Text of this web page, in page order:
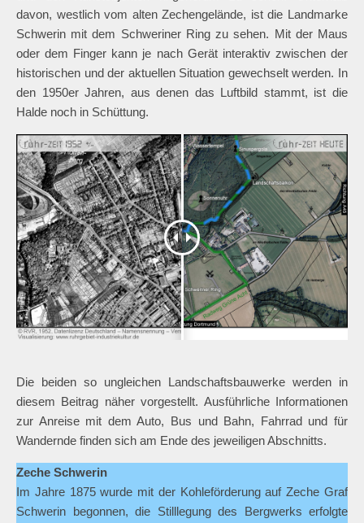
davon, westlich vom alten Zechengelände, ist die Landmarke
Schwerin mit dem Schweriner Ring zu sehen. Mit der Maus
oder dem Finger kann je nach Gerät interaktiv zwischen der
historischen und der aktuellen Situation gewechselt werden. In
den 1950er Jahren, aus denen das Luftbild stammt, ist die
Halde noch in Schüttung.
Die beiden so ungleichen Landschaftsbauwerke werden in
diesem Beitrag näher vorgestellt. Ausführliche Informationen
zur Anreise mit dem Auto, Bus und Bahn, Fahrrad und für
Wandernde finden sich am Ende des jeweiligen Abschnitts.
Zeche Schwerin
Im Jahre 1875 wurde mit der Kohleförderung auf Zeche Graf
Schwerin begonnen, die Stilllegung des Bergwerks erfolgte